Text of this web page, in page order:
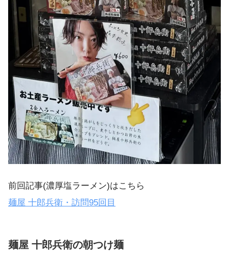
前回記事(濃厚塩ラーメン)はこちら
麺屋 十郎兵衛・訪問95回目
麺屋 十郎兵衛の朝つけ麺